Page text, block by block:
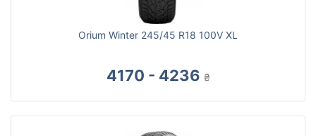
Orium Winter 245/45 R18 100V XL
4170 - 4236 ₴